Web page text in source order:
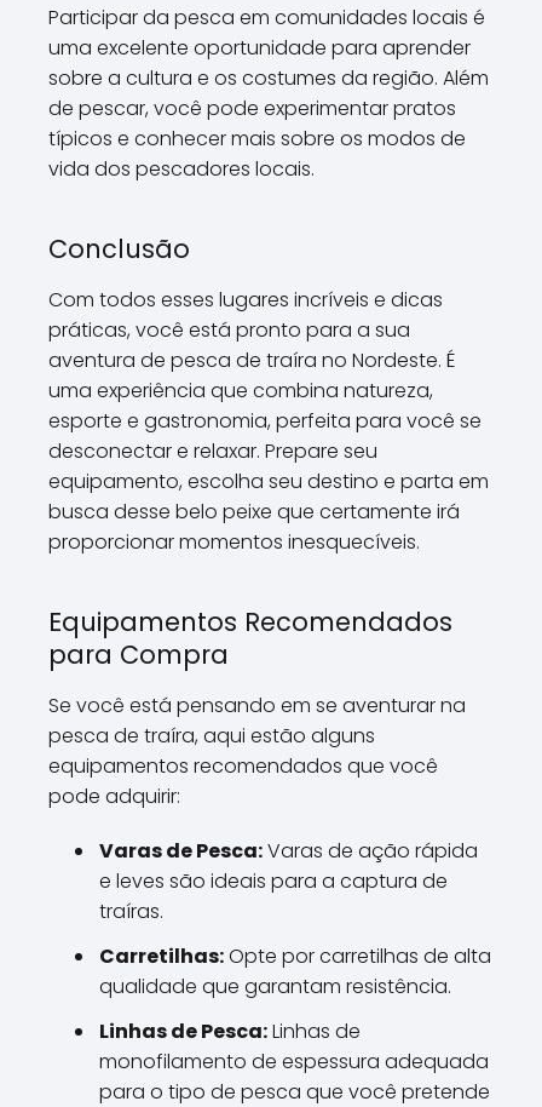
Participar da pesca em comunidades locais é
uma excelente oportunidade para aprender
sobre a cultura e os costumes da região. Além
de pescar, você pode experimentar pratos
típicos e conhecer mais sobre os modos de
vida dos pescadores locais.
Conclusão
Com todos esses lugares incríveis e dicas
práticas, você está pronto para a sua
aventura de pesca de traíra no Nordeste. É
uma experiência que combina natureza,
esporte e gastronomia, perfeita para você se
desconectar e relaxar. Prepare seu
equipamento, escolha seu destino e parta em
busca desse belo peixe que certamente irá
proporcionar momentos inesquecíveis.
Equipamentos Recomendados
para Compra
Se você está pensando em se aventurar na
pesca de traíra, aqui estão alguns
equipamentos recomendados que você
pode adquirir:
Varas de Pesca:Varas de ação rápida
e leves são ideais para a captura de
traíras.
Carretilhas:Opte por carretilhas de alta
qualidade que garantam resistência.
Linhas de Pesca:Linhas de
monofilamento de espessura adequada
para o tipo de pesca que você pretende